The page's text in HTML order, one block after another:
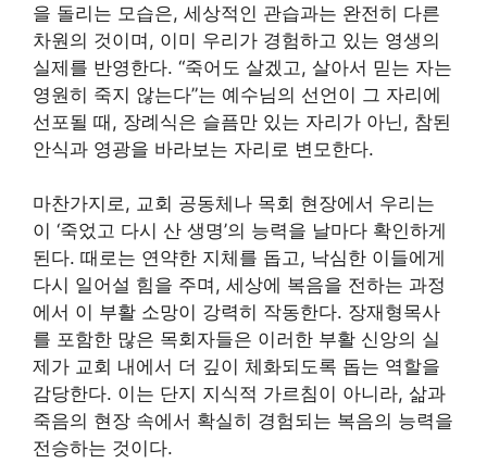
을 돌리는 모습은, 세상적인 관습과는 완전히 다른
차원의 것이며, 이미 우리가 경험하고 있는 영생의
실제를 반영한다. “죽어도 살겠고, 살아서 믿는 자는
영원히 죽지 않는다”는 예수님의 선언이 그 자리에
선포될 때, 장례식은 슬픔만 있는 자리가 아닌, 참된
안식과 영광을 바라보는 자리로 변모한다.
마찬가지로, 교회 공동체나 목회 현장에서 우리는
이 ‘죽었고 다시 산 생명’의 능력을 날마다 확인하게
된다. 때로는 연약한 지체를 돕고, 낙심한 이들에게
다시 일어설 힘을 주며, 세상에 복음을 전하는 과정
에서 이 부활 소망이 강력히 작동한다. 장재형목사
를 포함한 많은 목회자들은 이러한 부활 신앙의 실
제가 교회 내에서 더 깊이 체화되도록 돕는 역할을
감당한다. 이는 단지 지식적 가르침이 아니라, 삶과
죽음의 현장 속에서 확실히 경험되는 복음의 능력을
전승하는 것이다.